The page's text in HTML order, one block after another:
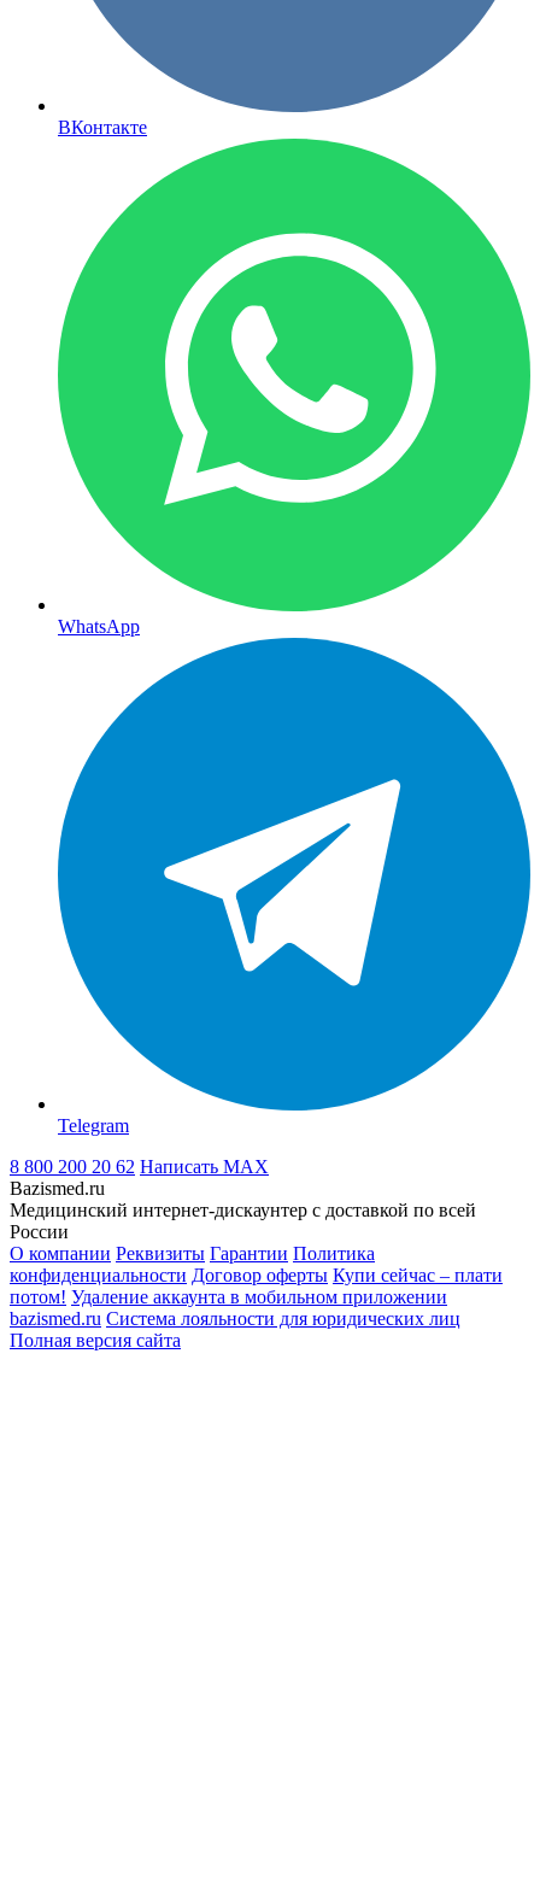
ВКонтакте
WhatsApp
Telegram
8 800 200 20 62 Написать MAX
Bazismed.ru
Медицинский интернет-дискаунтер с доставкой по всей
России
О компании Реквизиты Гарантии Политика
конфиденциальности Договор оферты Купи сейчас – плати
потом! Удаление аккаунта в мобильном приложении
bazismed.ru Система лояльности для юридических лиц
Полная версия сайта